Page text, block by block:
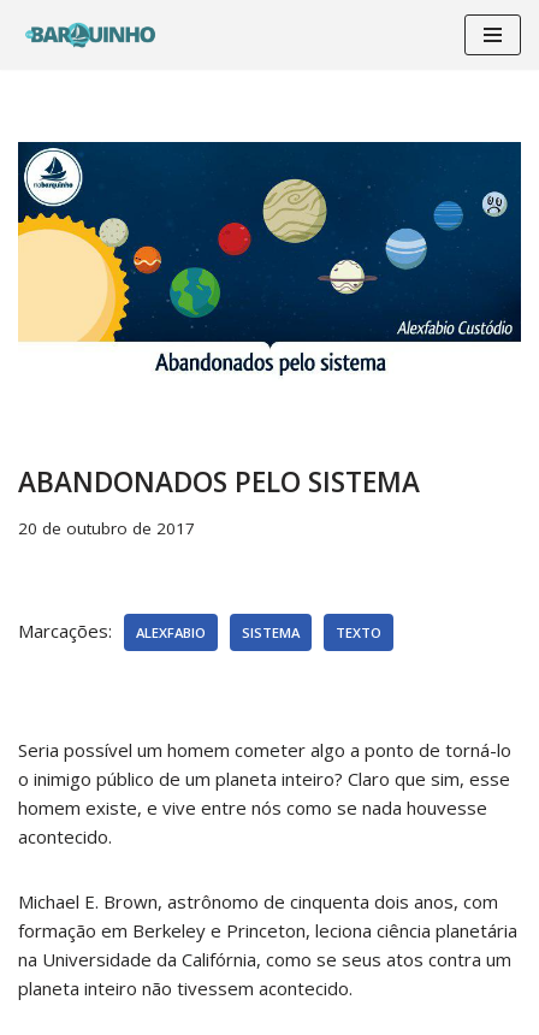
conteúdo
ABANDONADOS PELO SISTEMA
20 de outubro de 2017
Marcações: ALEXFABIO SISTEMA TEXTO
Seria possível um homem cometer algo a ponto de torná-lo
o inimigo público de um planeta inteiro? Claro que sim, esse
homem existe, e vive entre nós como se nada houvesse
acontecido.
Michael E. Brown, astrônomo de cinquenta dois anos, com
formação em Berkeley e Princeton, leciona ciência planetária
na Universidade da Califórnia, como se seus atos contra um
planeta inteiro não tivessem acontecido.